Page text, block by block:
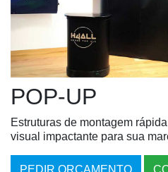
POP-UP
Estruturas de montagem
visual impactante para sua
PEDIR ORÇAMENTO